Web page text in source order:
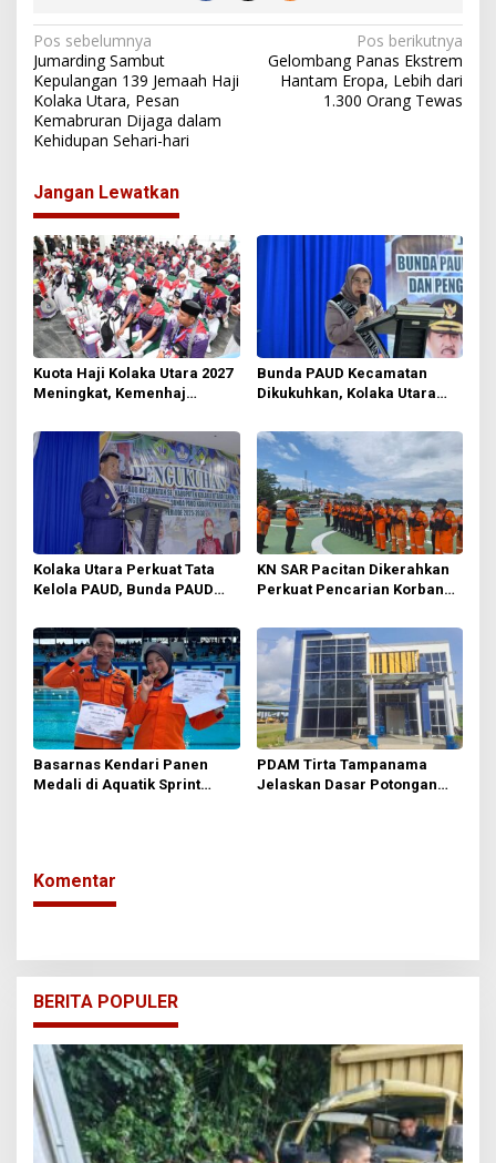
N
a
v
i
a
s
i
p
o
s
Pos sebelumnya
Jumarding Sambut
Kepulangan 139 Jemaah Haji
Kolaka Utara, Pesan
Kemabruran Dijaga dalam
Kehidupan Sehari-hari
Pos berikutnya
Gelombang Panas Ekstrem
Hantam Eropa, Lebih dari
1.300 Orang Tewas
Jangan Lewatkan
Kuota Haji Kolaka Utara 2027
Meningkat, Kemenhaj
Bunda PAUD Kecamatan
Dikukuhkan, Kolaka Utara
PAUD
Kolaka Utara Perkuat Tata
Kelola PAUD, Bunda PAUD
Dikukuhkan
KN SAR Pacitan Dikerahkan
Perkuat Pencarian Korban
Selayar
Basarnas Kendari Panen
Medali di Aquatik Sprint
PDAM Tirta Tampanama
Jelaskan Dasar Potongan
Komentar
BERITA POPULER